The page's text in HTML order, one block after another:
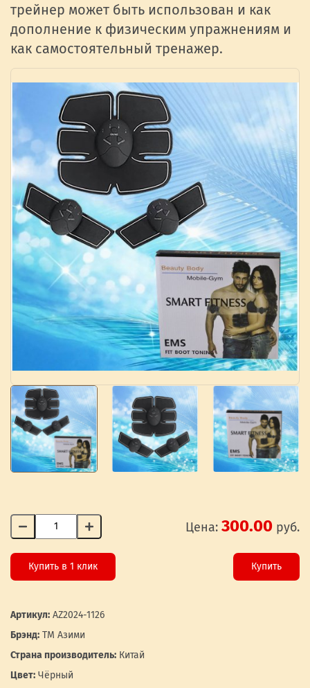
трейнер может быть использован и как
дополнение к физическим упражнениям и
как самостоятельный тренажер.
Цена: 300.00 руб.
Купить в 1 клик Купить
Артикул: AZ2024-1126
Брэнд: ТМ Азими
Страна производитель: Китай
Цвет: Чёрный